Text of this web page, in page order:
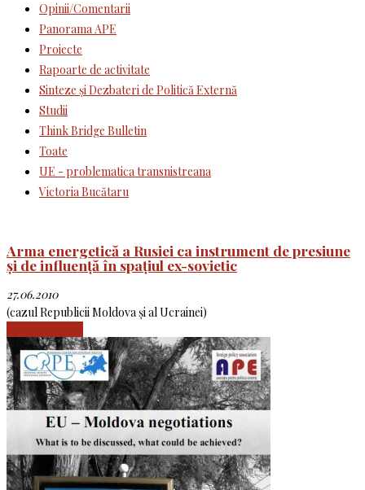
Opinii/Comentarii
Panorama APE
Proiecte
Rapoarte de activitate
Sinteze şi Dezbateri de Politică Externă
Studii
Think Bridge Bulletin
Toate
UE - problematica transnistreana
Victoria Bucătaru
Arma energetică a Rusiei ca instrument de presiune
și de influență în spațiul ex-sovietic
27.06.2010
(cazul Republicii Moldova și al Ucrainei)